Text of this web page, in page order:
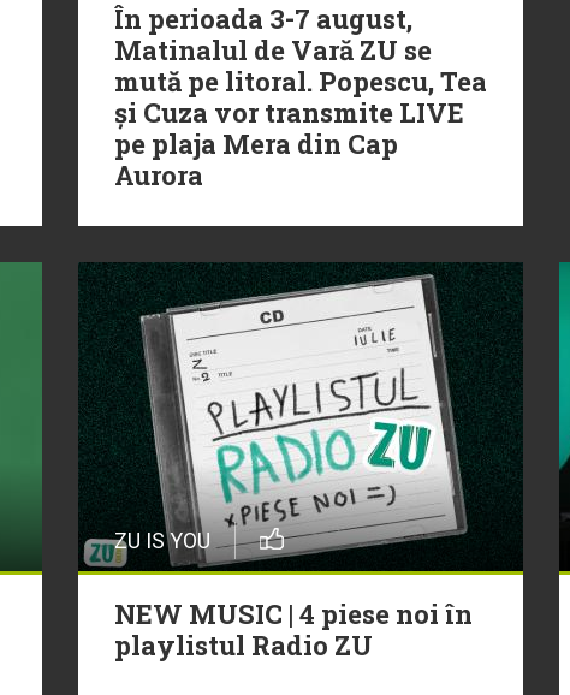
În perioada 3-7 august,
Matinalul de Vară ZU se
mută pe litoral. Popescu, Tea
și Cuza vor transmite LIVE
pe plaja Mera din Cap
Aurora
ZU IS YOU
NEW MUSIC | 4 piese noi în
playlistul Radio ZU